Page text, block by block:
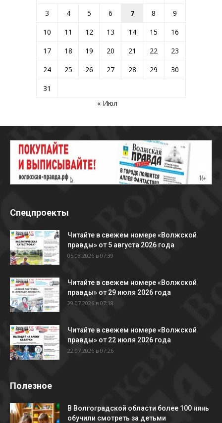
3
4 5 6 7 8
9
10
11 12 13 14 15
16
17
18 19 20 21 22
23
24
25 26 27 28 29
30
31
« Июл
Спецпроекты
Читайте в свежем номере «Волжской
правды» от 5 августа 2026 года
05.08.2026 в 07:39
Читайте в свежем номере «Волжской
правды» от 29 июля 2026 года
29.07.2026 в 07:18
Читайте в свежем номере «Волжской
правды» от 22 июля 2026 года
22.07.2026 в 07:26
Полезное
В Волгоградской области более 100 нянь
обучили смотреть за детьми